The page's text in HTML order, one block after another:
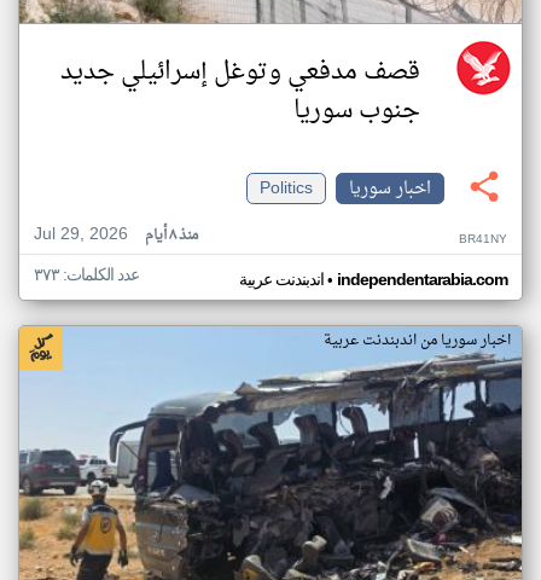
قصف مدفعي وتوغل إسرائيلي جديد
جنوب سوريا
اخبار سوريا
Politics
Jul 29, 2026
منذ ٨ أيام BR41NY
اندبندنت عربية• independentarabia.com عدد الكلمات: ٣٧٣
اخبار سوريا من اندبندنت عربية